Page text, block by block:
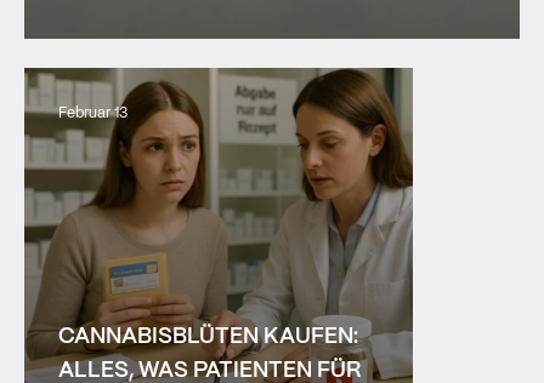
CANNABISBLÜTEN KAUFEN:
ALLES, WAS PATIENTEN FÜR
Februar 13